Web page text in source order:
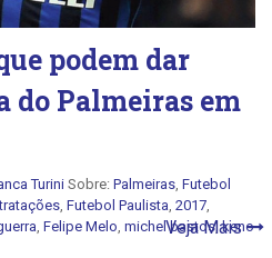
podem dar
do Palmeiras em
Turini Sobre: Palmeiras Futebol
Futebol Paulista 2017
Felipe Melo michel bastos,keno
Veja Mais